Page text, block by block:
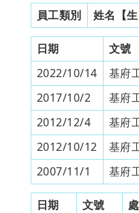
員工類別 姓名【
日期 文號
2022/10/14
基府
2017/10/2
基府
2012/12/4
基府
2012/10/12
基府
2007/11/1
基府
日期 文號